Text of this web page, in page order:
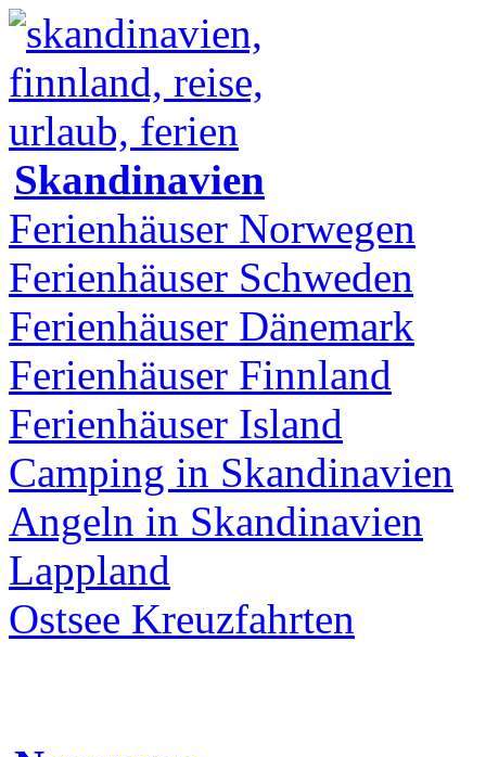
Skandinavien
Ferienhäuser Norwegen
Ferienhäuser Schweden
Ferienhäuser Dänemark
Ferienhäuser Finnland
Ferienhäuser Island
Camping in Skandinavien
Angeln in Skandinavien
Lappland
Ostsee Kreuzfahrten